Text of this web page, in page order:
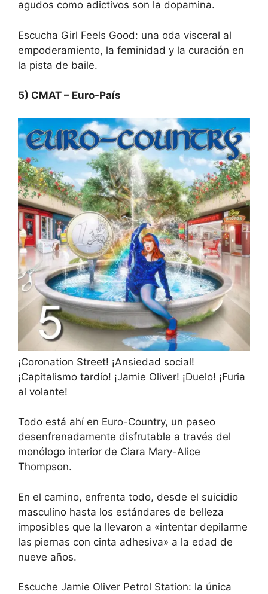
agudos como adictivos son la dopamina.
Escucha Girl Feels Good: una oda visceral al
empoderamiento, la feminidad y la curación en
la pista de baile.
5) CMAT – Euro-País
¡Coronation Street! ¡Ansiedad social!
¡Capitalismo tardío! ¡Jamie Oliver! ¡Duelo! ¡Furia
al volante!
Todo está ahí en Euro-Country, un paseo
desenfrenadamente disfrutable a través del
monólogo interior de Ciara Mary-Alice
Thompson.
En el camino, enfrenta todo, desde el suicidio
masculino hasta los estándares de belleza
imposibles que la llevaron a «intentar depilarme
las piernas con cinta adhesiva» a la edad de
nueve años.
Escuche Jamie Oliver Petrol Station: la única